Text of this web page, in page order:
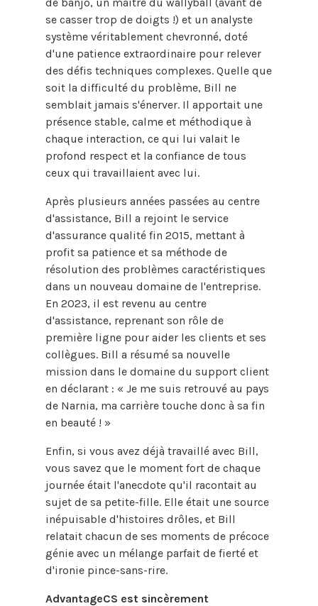
se casser trop de doigts !) et un analyste
système véritablement chevronné, doté
d'une patience extraordinaire pour relever
des défis techniques complexes. Quelle que
soit la difficulté du problème, Bill ne
semblait jamais s'énerver. Il apportait une
présence stable, calme et méthodique à
chaque interaction, ce qui lui valait le
profond respect et la confiance de tous
ceux qui travaillaient avec lui.
Après plusieurs années passées au centre
d'assistance, Bill a rejoint le service
d'assurance qualité fin 2015, mettant à
profit sa patience et sa méthode de
résolution des problèmes caractéristiques
dans un nouveau domaine de l'entreprise.
En 2023, il est revenu au centre
d'assistance, reprenant son rôle de
première ligne pour aider les clients et ses
collègues. Bill a résumé sa nouvelle
mission dans le domaine du support client
en déclarant : « Je me suis retrouvé au pays
de Narnia, ma carrière touche donc à sa fin
en beauté ! »
Enfin, si vous avez déjà travaillé avec Bill,
vous savez que le moment fort de chaque
journée était l'anecdote qu'il racontait au
sujet de sa petite-fille. Elle était une source
inépuisable d'histoires drôles, et Bill
relatait chacun de ses moments de précoce
génie avec un mélange parfait de fierté et
d'ironie pince-sans-rire.
AdvantageCS est sincèrement